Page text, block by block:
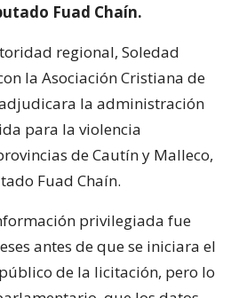
Fuad Chaín.
regional, Soledad
la Asociación Cristiana de
adjudicara la administración
para la violencia
de Cautín y Malleco,
Fuad Chaín.
privilegiada fue
antes de que se iniciara el
de la licitación, pero lo